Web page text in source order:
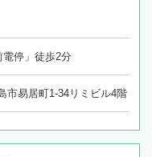
停」徒歩2分
市易居町1-34リミビル4階